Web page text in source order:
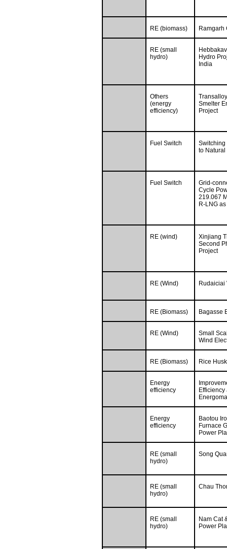
RE (biomass) Ramgarh
RE (small
hydro)
Hydro
India
Others
(energy
efficiency)
Smelter
Project
Fuel Switch
Switching
to Natural
Fuel Switch
Grid-
Cycle
219.067
R-LNG
RE (wind)
Xinjiang
Second
Project
RE (Wind) Rudaiciai
RE (Biomass) Bagasse
RE (Wind)
Small
Wind
RE (Biomass) Rice
Energy
efficiency
Efficiency
Energy
efficiency
Baotou
Furnace
Power
RE (small
hydro)
Song
RE (small
hydro)
Chau
RE (small
hydro)
Nam Cat
Power